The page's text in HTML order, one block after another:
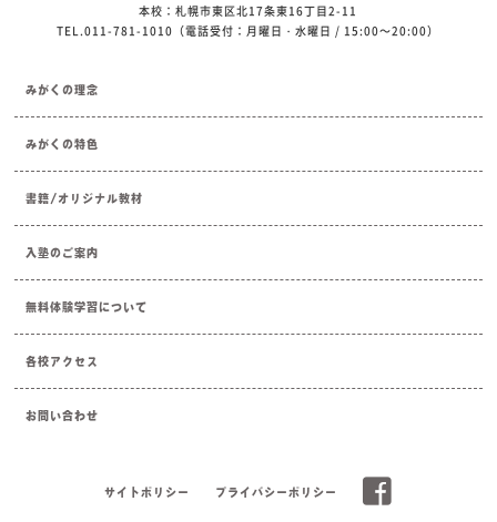
本校：札幌市東区北17条東16丁目2-11
TEL.011-781-1010（電話受付：月曜日・水曜日 / 15:00～20:00）
みがくの理念
みがくの特色
書籍/オリジナル教材
入塾のご案内
無料体験学習について
各校アクセス
お問い合わせ
サイトポリシー プライバシーポリシー